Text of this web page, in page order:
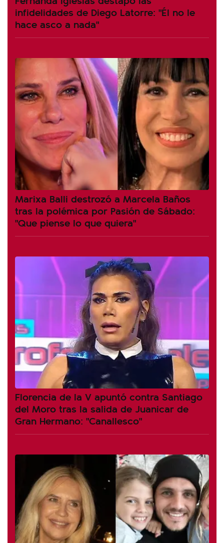
infidelidades de Diego Latorre: "Él no le
hace asco a nada"
Marixa Balli destrozó a Marcela Baños
tras la polémica por Pasión de Sábado:
"Que piense lo que quiera"
Florencia de la V apuntó contra Santiago
del Moro tras la salida de Juanicar de
Gran Hermano: "Canallesco"